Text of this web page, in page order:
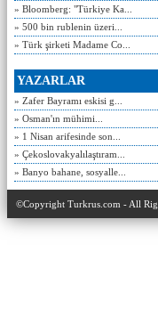
» Bloomberg: "Türkiye Ka...
» 500 bin rublenin üzeri...
» Türk şirketi Madame Co...
YAZARLAR
» Zafer Bayramı eskisi g...
» Osman'ın mühimi...
» 1 Nisan arifesinde son...
» Çekoslovakyalılaştıram...
» Banyo bahane, sosyalle...
©Copyright Turkrus.com - All